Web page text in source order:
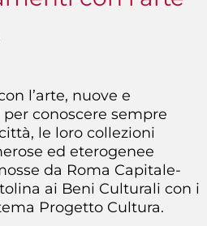
l’arte, nuove e
conoscere sempre
le loro collezioni
ed eterogenee
da Roma Capitale-
ai Beni Culturali con i
Progetto Cultura.